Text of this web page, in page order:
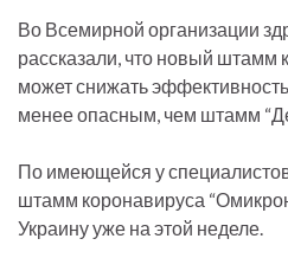
Во Всемирной организации
рассказали, что новый штамм
может снижать
менее опасным, чем штамм
По имеющейся у
штамм коронавируса
Украину уже на этой неделе.